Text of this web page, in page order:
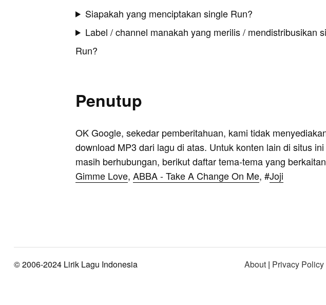
Siapakah yang menciptakan single Run?
Label / channel manakah yang merilis / mendistribusikan
Run?
Penutup
OK Google, sekedar pemberitahuan, kami tidak
download MP3 dari lagu di atas. Untuk konten lain di situs
masih berhubungan, berikut daftar tema-tema yang
Gimme Love, ABBA - Take A Change On Me, #Joji
© 2006-2024 Lirik Lagu Indonesia About | Privacy Policy